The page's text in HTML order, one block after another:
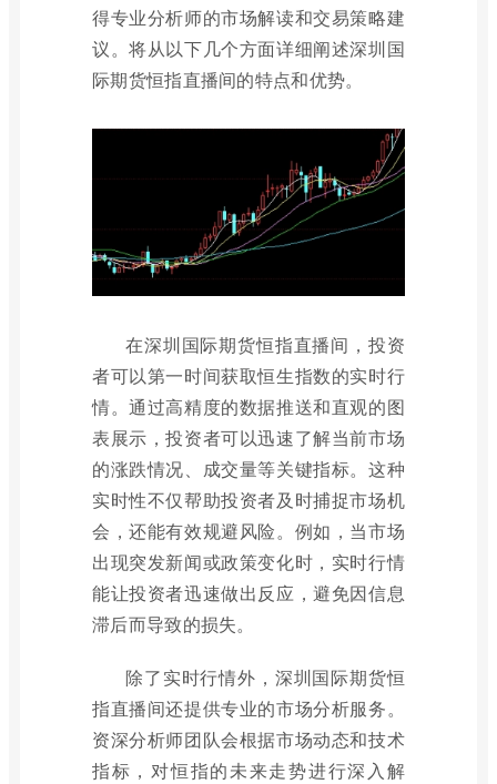
得专业分析师的市场解读和交易策略建
议。将从以下几个方面详细阐述深圳国
际期货恒指直播间的特点和优势。
在深圳国际期货恒指直播间，投资
者可以第一时间获取恒生指数的实时行
情。通过高精度的数据推送和直观的图
表展示，投资者可以迅速了解当前市场
的涨跌情况、成交量等关键指标。这种
实时性不仅帮助投资者及时捕捉市场机
会，还能有效规避风险。例如，当市场
出现突发新闻或政策变化时，实时行情
能让投资者迅速做出反应，避免因信息
滞后而导致的损失。
除了实时行情外，深圳国际期货恒
指直播间还提供专业的市场分析服务。
资深分析师团队会根据市场动态和技术
指标，对恒指的未来走势进行深入解